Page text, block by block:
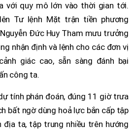
với quy mô lớn vào thời gian tới.
Tư lệnh Mặt trận tiền phương
Đức Huy Tham mưu trưởng
nhận định và lệnh cho các đơn vị
giác cao, sẵn sàng đánh bại
công ta.
tính phán đoán, đúng 11 giờ trưa
bất ngờ dùng hoả lực bắn cấp tập
địa ta, tập trung nhiều trên hướng